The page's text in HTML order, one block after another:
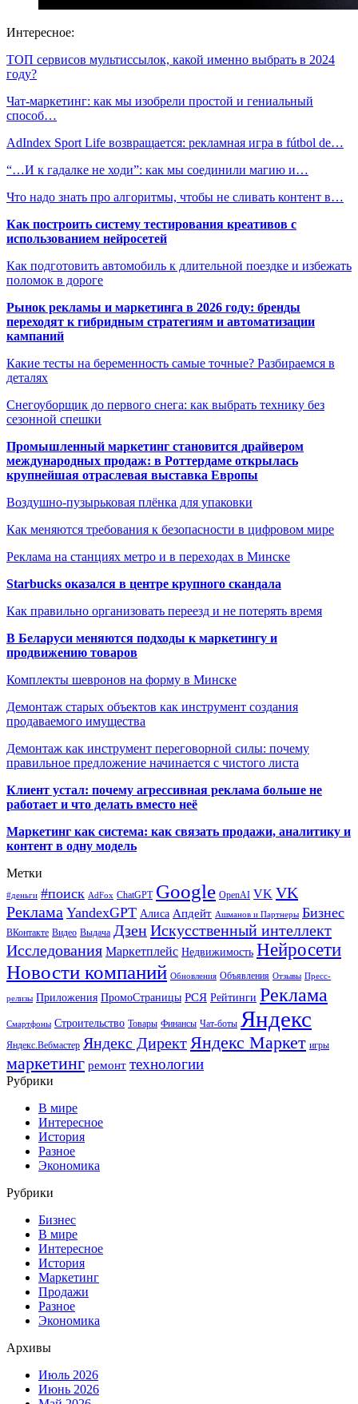
Интересное:
ТОП сервисов мультиссылок, какой именно выбрать в 2024
году?
Чат-маркетинг: как мы изобрели простой и гениальный
способ…
AdIndex Sport Life возвращается: рекламная игра в fútbol de…
“…И к гадалке не ходи”: как мы соединили магию и…
Что надо знать про алгоритмы, чтобы не сливать контент в…
Как построить систему тестирования креативов с
использованием нейросетей
Как подготовить автомобиль к длительной поездке и избежать
поломок в дороге
Рынок рекламы и маркетинга в 2026 году: бренды
переходят к гибридным стратегиям и автоматизации
кампаний
Какие тесты на беременность самые точные? Разбираемся в
деталях
Снегоуборщик до первого снега: как выбрать технику без
сезонной спешки
Промышленный маркетинг становится драйвером
международных продаж: в Роттердаме открылась
крупнейшая отраслевая выставка Европы
Воздушно-пузырьковая плёнка для упаковки
Как меняются требования к безопасности в цифровом мире
Реклама на станциях метро и в переходах в Минске
Starbucks оказался в центре крупного скандала
Как правильно организовать переезд и не потерять время
В Беларуси меняются подходы к маркетингу и
продвижению товаров
Комплекты шевронов на форму в Минске
Демонтаж старых объектов как инструмент создания
продаваемого имущества
Демонтаж как инструмент переговорной силы: почему
правильное предложение начинается с чистого листа
Клиент устал: почему агрессивная реклама больше не
работает и что делать вместо неё
Маркетинг как система: как связать продажи, аналитику и
контент в одну модель
Метки
#деньги #поиск AdFox ChatGPT Google OpenAI VK VK
Реклама YandexGPT Алиса Апдейт Ашманов и Партнеры Бизнес
ВКонтакте Видео Выдача ДзенИскусственный интеллект
Исследования Маркетплейс Недвижимость Нейросети
Новости компаний Обновления Объявления Отзывы Пресс-
релизы Приложения ПромоСтраницы РСЯ Рейтинги Реклама
Смартфоны Строительство Товары Финансы Чат-боты Яндекс
Яндекс.Вебмастер Яндекс Директ Яндекс Маркет игры
маркетинг ремонт технологии
Рубрики
В мире
Интересное
История
Разное
Экономика
Рубрики
Бизнес
В мире
Интересное
История
Маркетинг
Продажи
Разное
Экономика
Архивы
Июль 2026
Июнь 2026